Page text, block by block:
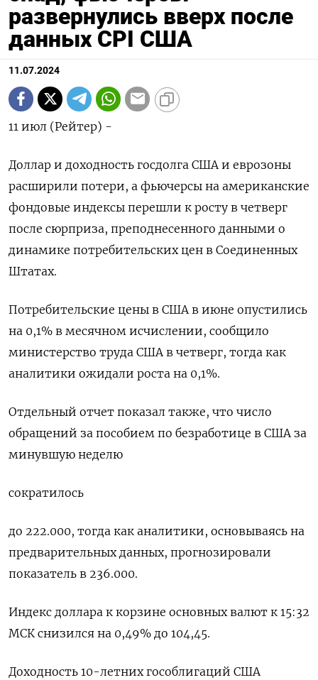
развернулись вверх после
данных CPI США
11.07.2024
11 июл (Рейтер) -
Доллар и доходность госдолга США и еврозоны
расширили потери, а фьючерсы на американские
фондовые индексы перешли к росту в четверг
после сюрприза, преподнесенного данными о
динамике потребительских цен в Соединенных
Штатах.
Потребительские цены в США в июне опустились
на 0,1% в месячном исчислении, сообщило
министерство труда США в четверг, тогда как
аналитики ожидали роста на 0,1%.
Отдельный отчет показал также, что число
обращений за пособием по безработице в США за
минувшую неделю
сократилось
до 222.000, тогда как аналитики, основываясь на
предварительных данных, прогнозировали
показатель в 236​.000.
Индекс доллара к корзине основных валют к 15:32
МСК снизился на 0,49% до 104,45.
Доходность 10-летних гособлигаций США